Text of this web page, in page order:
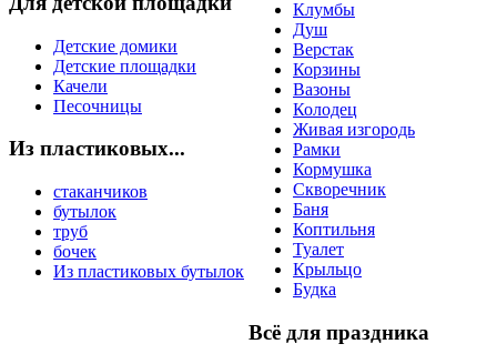
Детские домики
Детские площадки
Качели
Песочницы
Из пластиковых...
стаканчиков
бутылок
труб
бочек
Из пластиковых бутылок
Клумбы
Душ
Верстак
Корзины
Вазоны
Колодец
Живая изгородь
Рамки
Кормушка
Скворечник
Баня
Коптильня
Туалет
Крыльцо
Будка
Всё для праздника